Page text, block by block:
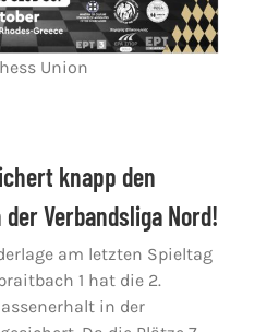
Union
knapp den
Verbandsliga Nord!
am letzten Spieltag
1 hat die 2.
in der